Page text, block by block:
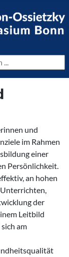
und
im Rahmen
einer
Persönlichkeit.
an hohen
der
Leitbild
am